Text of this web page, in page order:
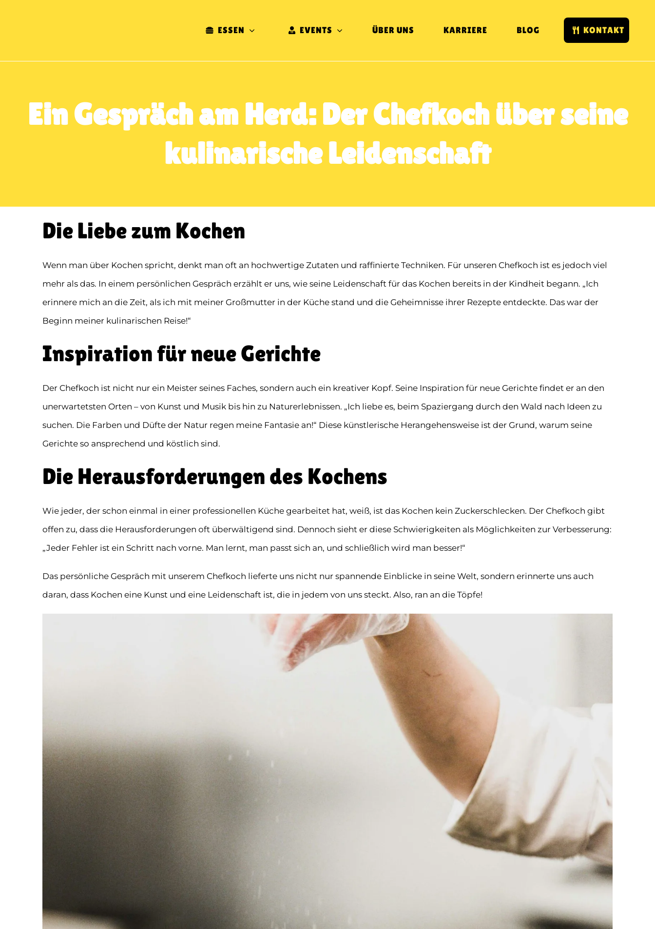
ESSEN EVENTS ÜBER UNS KARRIERE BLOG KONTAKT
Ein Gespräch am Herd: Der Chefkoch über seine
kulinarische Leidenschaft
Die Liebe zum Kochen
Wenn man über Kochen spricht, denkt man oft an hochwertige Zutaten und raffinierte Techniken. Für unseren Chefkoch ist es jedoch viel
mehr als das. In einem persönlichen Gespräch erzählt er uns, wie seine Leidenschaft für das Kochen bereits in der Kindheit begann. „Ich
erinnere mich an die Zeit, als ich mit meiner Großmutter in der Küche stand und die Geheimnisse ihrer Rezepte entdeckte. Das war der
Beginn meiner kulinarischen Reise!“
Inspiration für neue Gerichte
Der Chefkoch ist nicht nur ein Meister seines Faches, sondern auch ein kreativer Kopf. Seine Inspiration für neue Gerichte findet er an den
unerwartetsten Orten – von Kunst und Musik bis hin zu Naturerlebnissen. „Ich liebe es, beim Spaziergang durch den Wald nach Ideen zu
suchen. Die Farben und Düfte der Natur regen meine Fantasie an!“ Diese künstlerische Herangehensweise ist der Grund, warum seine
Gerichte so ansprechend und köstlich sind.
Die Herausforderungen des Kochens
Wie jeder, der schon einmal in einer professionellen Küche gearbeitet hat, weiß, ist das Kochen kein Zuckerschlecken. Der Chefkoch gibt
offen zu, dass die Herausforderungen oft überwältigend sind. Dennoch sieht er diese Schwierigkeiten als Möglichkeiten zur Verbesserung:
„Jeder Fehler ist ein Schritt nach vorne. Man lernt, man passt sich an, und schließlich wird man besser!“
Das persönliche Gespräch mit unserem Chefkoch lieferte uns nicht nur spannende Einblicke in seine Welt, sondern erinnerte uns auch
daran, dass Kochen eine Kunst und eine Leidenschaft ist, die in jedem von uns steckt. Also, ran an die Töpfe!